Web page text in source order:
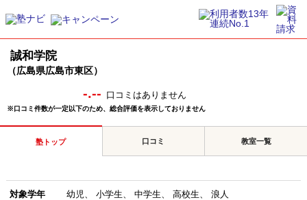
誠和学院
（広島県広島市東区）
-.-- 口コミはありません
※口コミ件数が一定以下のため、総合評価を表示しておりません
塾トップ 口コミ 教室一覧
対象学年 幼児 小学生 中学生 高校生 浪人